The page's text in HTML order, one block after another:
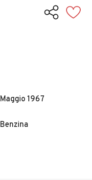
Maggio 1967
Benzina